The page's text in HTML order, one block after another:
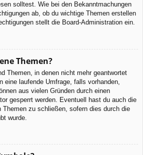
solltest. Wie bei den Bekanntmachungen
ab, ob du wichtige Themen erstellen
stellt die Board-Administration ein.
Themen?
Themen, in denen nicht mehr geantwortet
eine laufende Umfrage, falls vorhanden,
aus vielen Gründen durch einen
gesperrt werden. Eventuell hast du auch die
Themen zu schließen, sofern dies durch die
wurde.